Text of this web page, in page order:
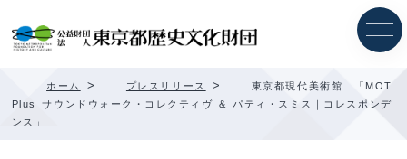
ホーム > プレスリリース >
東京都現代美術館 「MOT
Plus サウンドウォーク・コレクティヴ & パティ・スミス｜コレスポンデ
ンス」